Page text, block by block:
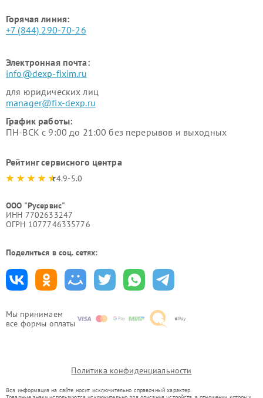
Мы принимаем
все формы оплаты
Горячая линия:
+7 (844) 290-70-26
Электронная почта:
info@dexp-fixim.ru
для юридических лиц
manager@fix-dexp.ru
График работы:
ПН-ВСК с 9:00 до 21:00 без перерывов и выходных
Рейтинг сервисного центра
4.9-5.0
ООО "Русервис"
ИНН 7702633247
ОГРН 1077746335776
Поделиться в соц. сетях:
Политика конфиденциальности
Вся информация на сайте носит исключительно справочный характер.